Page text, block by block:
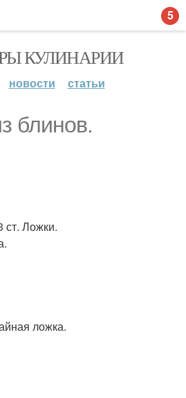
КУЛИНАРИИ
новости статьи
блинов.
ст. Ложки.
ложка.
5